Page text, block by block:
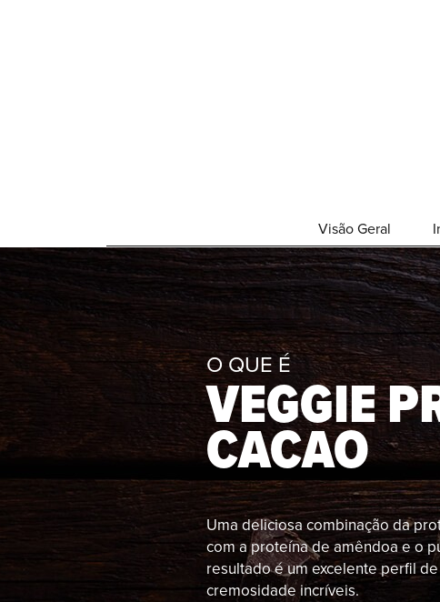
Visão Geral
O QUE É
VEGGIE
CACAO
Uma deliciosa combinação da
com a proteína de amêndoa e o
resultado é um excelente perfil
cremosidade incríveis.